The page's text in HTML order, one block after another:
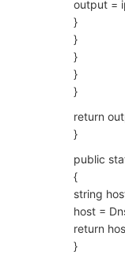
output =
}
}
}
}
}
return
}
public
{
string
host =
return
}